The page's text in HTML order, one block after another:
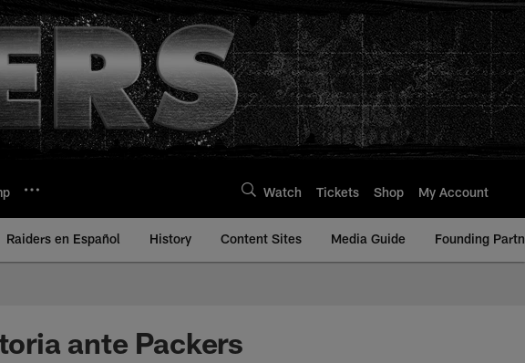
Watch Tickets Shop My Account
Raiders en Español History Content Sites Media Guide Founding
ante Packers